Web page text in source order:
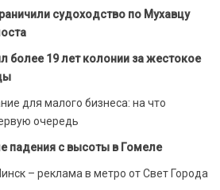
судоходство по Мухавцу
более 19 лет колонии за жестокое
для малого бизнеса: на что
очередь
падения с высоты в Гомеле
– реклама в метро от Свет Города